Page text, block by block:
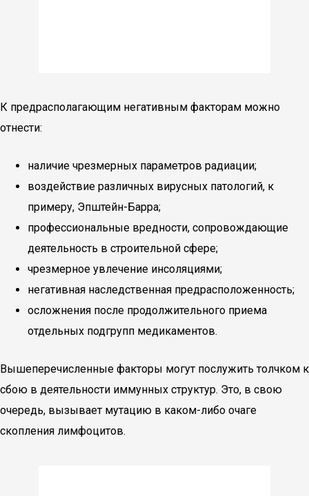
К предрасполагающим негативным факторам можно
отнести:
наличие чрезмерных параметров радиации;
воздействие различных вирусных патологий, к
примеру, Эпштейн-Барра;
профессиональные вредности, сопровождающие
деятельность в строительной сфере;
чрезмерное увлечение инсоляциями;
негативная наследственная предрасположенность;
осложнения после продолжительного приема
отдельных подгрупп медикаментов.
Вышеперечисленные факторы могут послужить толчком к
сбою в деятельности иммунных структур. Это, в свою
очередь, вызывает мутацию в каком-либо очаге
скопления лимфоцитов.